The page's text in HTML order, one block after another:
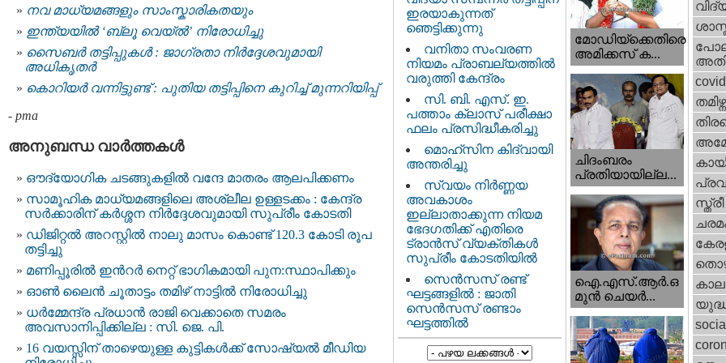
നവ മാധ്യമങ്ങളും സാംസ്കാരികതയും
ഇന്ത്യയില്‍ ‘ബ്ലൂ വെയ്ല്‍’ നിരോധിച്ചു
സൈബർ തട്ടിപ്പുകൾ : ജാഗ്രതാ നിര്‍ദ്ദേശവുമായി
അധികൃതര്‍
കൊറിയർ വന്നിട്ടുണ്ട് : പുതിയ തട്ടിപ്പിനെ കുറിച്ച് മുന്നറിയിപ്പ്
- pma
അനുബന്ധ വാര്‍ത്തകള്‍
ഔദ്യോഗിക ചടങ്ങുകളില്‍ വന്ദേ മാതരം ആലപിക്കണം
സാമൂഹിക മാധ്യമങ്ങളിലെ അശ്ലീല ഉള്ളടക്കം : കേന്ദ്ര
സർക്കാരിന് കർശ്ശന നിർദ്ദേശവുമായി സുപ്രീം കോടതി
ഡിജിറ്റല്‍ അറസ്റ്റില്‍ നാലു മാസം കൊണ്ട് 120.3 കോടി രൂപ
തട്ടിച്ചു
മണിപ്പൂരില്‍ ഇന്‍റര്‍ നെറ്റ് ഭാഗികമായി പുന:സ്ഥാപിക്കും
ഓണ്‍ ലൈന്‍ ചൂതാട്ടം തമിഴ് നാട്ടില്‍ നിരോധിച്ചു
ധര്‍മ്മേന്ദ്ര പ്രധാൻ രാജി വെക്കാതെ സമരം
അവസാനിപ്പിക്കില്ല : സി. ജെ. പി.
16 വയസ്സിന് താഴെയുള്ള കുട്ടികള്‍ക്ക് സോഷ്യല്‍ മീഡിയ
ഇരയാകുന്നത്‌
ഞെട്ടിക്കുന്നു
വനിതാ സംവരണ
നിയമം പ്രാബല്യത്തിൽ
വരുത്തി കേന്ദ്രം
സി. ബി. എസ്. ഇ.
പത്താം ക്ലാസ് പരീക്ഷാ
ഫലം പ്രസിദ്ധീകരിച്ചു
മൊഹ്‌സിന കിദ്വായി
അന്തരിച്ചു
സ്വയം നിർണ്ണയ
അവകാശം
ഇല്ലാതാക്കുന്ന നിയമ
ഭേദഗതിക്ക് എതിരെ
ട്രാൻസ് വ്യക്തികൾ
സുപ്രീം കോടതിയിൽ
സെന്‍സസ് രണ്ട്
ഘട്ടങ്ങളിൽ : ജാതി
സെന്‍സസ് രണ്ടാം
ഘട്ടത്തിൽ
മോഡിയ്ക്കെതിരെ
അമിക്കസ് ക...
ചിദംബരം
പ്രതിയായില്ല...
ഐ.എസ്.ആര്‍.ഒ
മുന്‍ ചെയര്‍...